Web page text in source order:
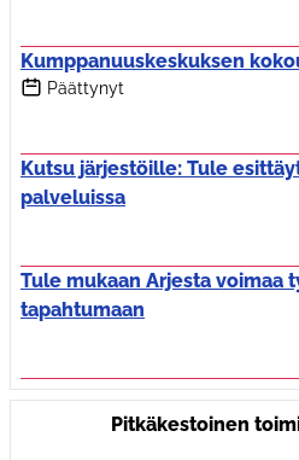
Kumppanuuskeskuksen
Päättynyt
Kutsu järjestöille: Tule
palveluissa
Tule mukaan Arjesta voimaa
tapahtumaan
Pitkäkestoinen